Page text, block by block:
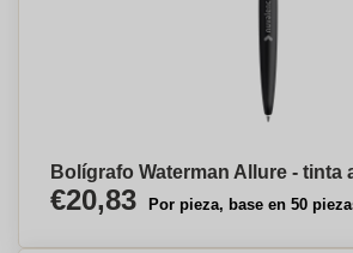
Bolígrafo Waterman Allure - tinta
€20,83 Por pieza, base en 50